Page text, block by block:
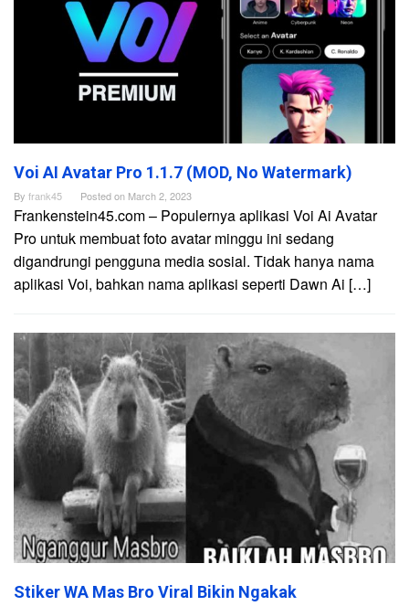
Voi AI Avatar Pro 1.1.7 (MOD, No Watermark)
By frank45 Posted on March 2, 2023
Frankenstein45.com – Populernya aplikasi Voi Ai Avatar
Pro untuk membuat foto avatar minggu ini sedang
digandrungi pengguna media sosial. Tidak hanya nama
aplikasi Voi, bahkan nama aplikasi seperti Dawn Ai […]
Stiker WA Mas Bro Viral Bikin Ngakak